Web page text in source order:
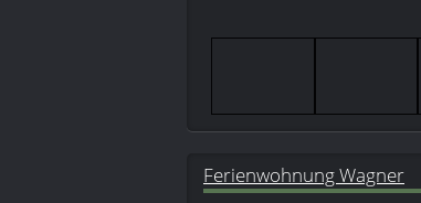
Ferienwohnung Wagner